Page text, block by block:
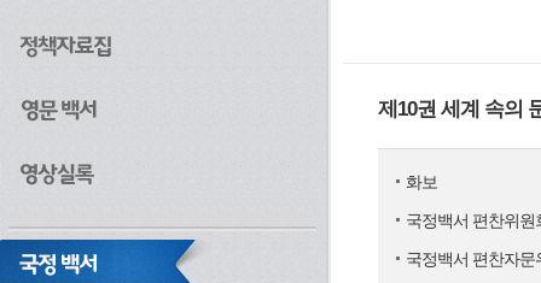
제10권 세계 속의
화보
국정백서 편찬위원
국정백서 편찬자문